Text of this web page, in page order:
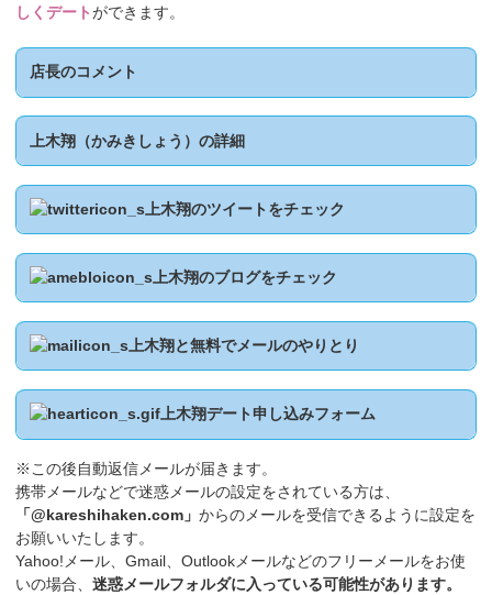
しくデートができます。
店長のコメント
上木翔（かみきしょう）の詳細
上木翔のツイートをチェック
上木翔のブログをチェック
上木翔と無料でメールのやりとり
上木翔デート申し込みフォーム
※この後自動返信メールが届きます。
携帯メールなどで迷惑メールの設定をされている方は、
「@kareshihaken.com」からのメールを受信できるように設定を
お願いいたします。
Yahoo!メール、Gmail、Outlookメールなどのフリーメールをお使
いの場合、迷惑メールフォルダに入っている可能性があります。